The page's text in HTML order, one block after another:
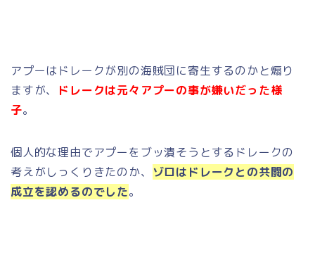
アプーはドレークが別の海賊団に寄生するのかと煽り
ますが、
ドレークは元々アプーの事が嫌いだった様
子。
個人的な理由でアプーをブッ潰そうとするドレークの
考えがしっくりきたのか、
ゾロはドレークとの共闘の
成立を認めるのでした。